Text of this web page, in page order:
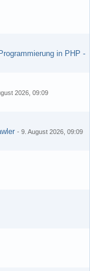
in PHP -
2026, 09:09
- 9. August 2026, 09:09